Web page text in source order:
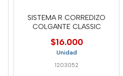
SISTEMA R CORREDIZO
COLGANTE CLASSIC
$16.000
Unidad
1203052